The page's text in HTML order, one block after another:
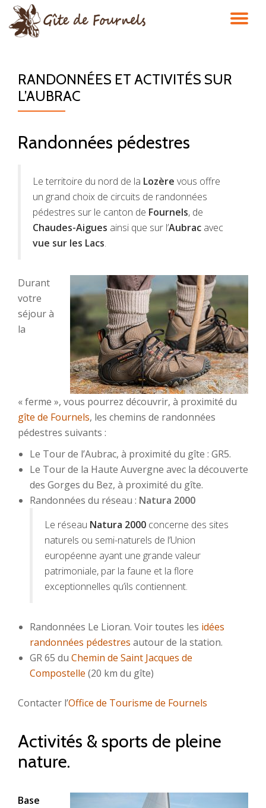
Aller
RANDONNÉES ET ACTIVITÉS SUR
L’AUBRAC
Randonnées pédestres
Le territoire du nord de la Lozère vous offre
un grand choix de circuits de randonnées
pédestres sur le canton de Fournels, de
Chaudes-Aigues ainsi que sur l’Aubrac avec
vue sur les Lacs.
Durant
votre
séjour à
la
« ferme », vous pourrez découvrir, à proximité du
gîte de Fournels, les chemins de randonnées
pédestres suivants :
Le Tour de l’Aubrac, à proximité du gîte : GR5.
Le Tour de la Haute Auvergne avec la découverte
des Gorges du Bez, à proximité du gîte.
Randonnées du réseau : Natura 2000
Le réseau Natura 2000 concerne des sites
naturels ou semi-naturels de l’Union
européenne ayant une grande valeur
patrimoniale, par la faune et la flore
exceptionnelles qu’ils contiennent.
Randonnées Le Lioran. Voir toutes les idées
randonnées pédestres autour de la station.
GR 65 du Chemin de Saint Jacques de
Compostelle (20 km du gîte)
Contacter l’Office de Tourisme de Fournels
Activités & sports de pleine
nature.
Base